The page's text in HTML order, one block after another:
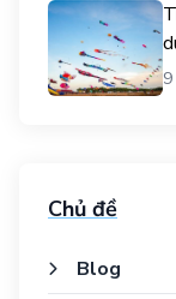
Chủ đề
Blog